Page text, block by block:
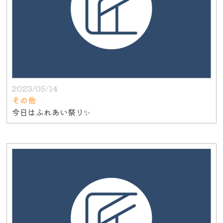
2023/05/14
その他
今日はふれあい祭り✨